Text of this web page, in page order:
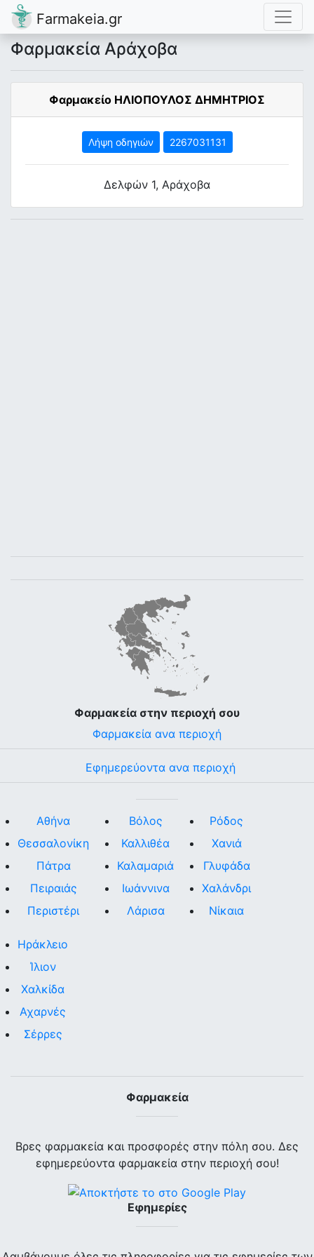
Farmakeia.gr
Φαρμακεία Αράχοβα
Φαρμακείο ΗΛΙΟΠΟΥΛΟΣ ΔΗΜΗΤΡΙΟΣ
Λήψη οδηγιών 2267031131
Δελφών 1, Αράχοβα
Φαρμακεία στην περιοχή σου
Φαρμακεία ανα περιοχή
Εφημερεύοντα ανα περιοχή
Αθήνα
Θεσσαλονίκη
Πάτρα
Πειραιάς
Περιστέρι
Βόλος
Καλλιθέα
Καλαμαριά
Ιωάννινα
Λάρισα
Ρόδος
Χανιά
Γλυφάδα
Χαλάνδρι
Νίκαια
Ηράκλειο
Ίλιον
Χαλκίδα
Αχαρνές
Σέρρες
Φαρμακεία
Βρες φαρμακεία και προσφορές στην πόλη σου. Δες
εφημερεύοντα φαρμακεία στην περιοχή σου!
Εφημερίες